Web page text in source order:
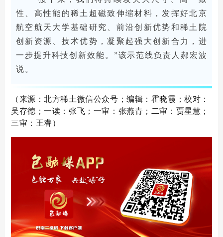
性、高性能的稀土超磁致伸缩材料，发挥好北京
航空航天大学基础研究、前沿创新优势和稀土院
创新资源、技术优势，凝聚起强大创新合力，进
一步提升科技创新效能。”该示范线负责人郝宏波
说。
（来源：北方稀土微信公众号；编辑：霍晓霞；校对：
吴存德；一读：张飞；一审：张燕青；二审：贾星慧；
三审：王睿）